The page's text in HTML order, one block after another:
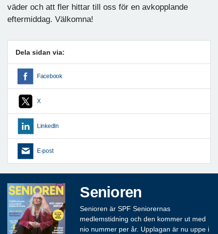
väder och att fler hittar till oss för en avkopplande
eftermiddag. Välkomna!
Dela sidan via:
Facebook
X
LinkedIn
E-post
Senioren
Senioren är SPF Seniorernas
medlemstidning och den kommer ut med
nio nummer per år. Upplagan är nu uppe i